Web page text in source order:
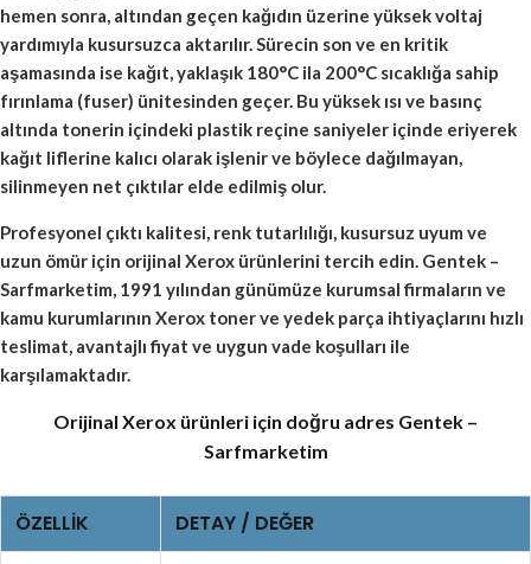
hemen sonra, altından geçen kağıdın üzerine yüksek voltaj
yardımıyla kusursuzca aktarılır. Sürecin son ve en kritik
aşamasında ise kağıt, yaklaşık 180°C ila 200°C sıcaklığa sahip
fırınlama (fuser) ünitesinden geçer. Bu yüksek ısı ve basınç
altında tonerin içindeki plastik reçine saniyeler içinde eriyerek
kağıt liflerine kalıcı olarak işlenir ve böylece dağılmayan,
silinmeyen net çıktılar elde edilmiş olur.
Profesyonel çıktı kalitesi, renk tutarlılığı, kusursuz uyum ve
uzun ömür için orijinal Xerox ürünlerini tercih edin. Gentek –
Sarfmarketim, 1991 yılından günümüze kurumsal firmaların ve
kamu kurumlarının Xerox toner ve yedek parça ihtiyaçlarını hızlı
teslimat, avantajlı fiyat ve uygun vade koşulları ile
karşılamaktadır.
Orijinal Xerox ürünleri için doğru adres Gentek –
Sarfmarketim
ÖZELLIK DETAY / DEĞER